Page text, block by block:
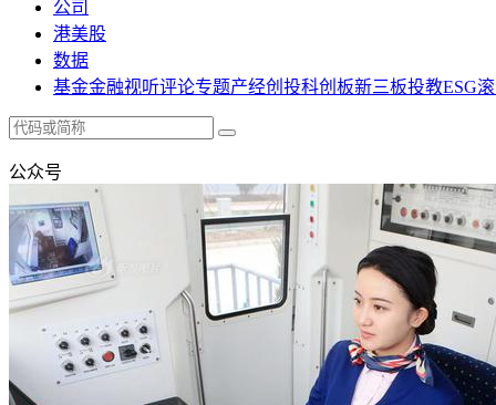
公司
港美股
数据
基金金融视听评论专题产经创投科创板新三板投教ESG
公众号